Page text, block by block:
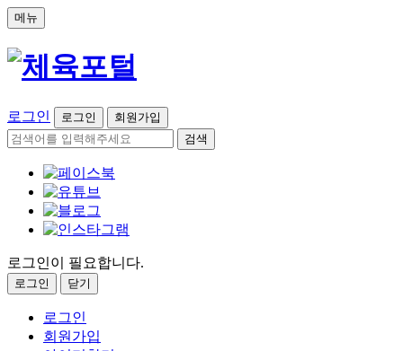
메뉴
로그인 로그인
회원가입
검색
로그인이 필요합니다.
로그인 닫기
로그인
회원가입